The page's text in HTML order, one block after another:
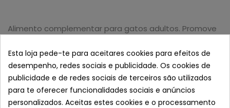
Alimento complementar para gatos adultos. Promove
alimentos secos.
Semelhante a Leonardo Drink &
Care Urinary Chicken. Sopa de
Pollo para Gatos
Esta loja pede-te para aceitares cookies para efeitos de
desempenho, redes sociais e publicidade. Os cookies de
publicidade e de redes sociais de terceiros são utilizados
para te oferecer funcionalidades sociais e anúncios
personalizados. Aceitas estes cookies e o processamento